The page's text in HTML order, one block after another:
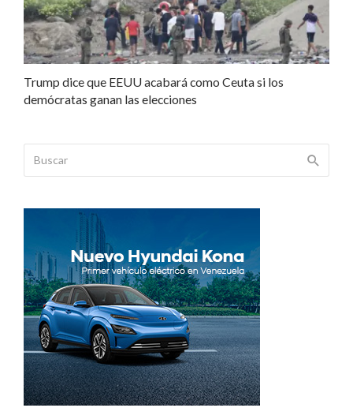
Trump dice que EEUU acabará como Ceuta si los
demócratas ganan las elecciones